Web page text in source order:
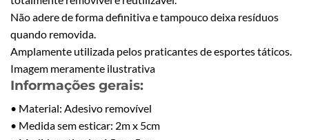
Não adere de forma definitiva e tampouco deixa resíduos
quando removida.
Amplamente utilizada pelos praticantes de esportes táticos.
Imagem meramente ilustrativa
Informações gerais:
• Material: Adesivo removível
• Medida sem esticar: 2m x 5cm